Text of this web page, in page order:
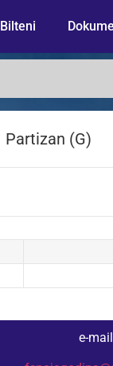
Bilteni
Partizan (G)
e-